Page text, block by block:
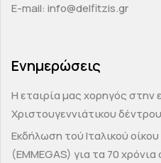
E-mail: info@delfitzis.gr
Ενημερώσεις
H εταιρία μας χορηγός
Χριστουγεννιάτικου
Εκδήλωση τού Ιταλικού οίκου
(EMMEGAS) για τα 70